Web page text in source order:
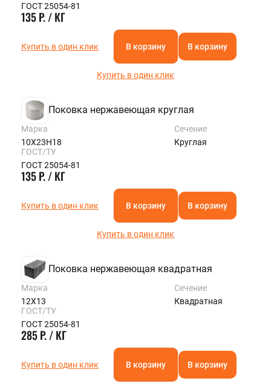
ГОСТ 25054-81
135 Р. / КГ
Купить в один клик В корзину В корзину
Купить в один клик
Поковка нержавеющая круглая
Марка
10Х23Н18
Сечение
Круглая
ГОСТ/ТУ
ГОСТ 25054-81
135 Р. / КГ
Купить в один клик В корзину В корзину
Купить в один клик
Поковка нержавеющая квадратная
Марка
12Х13
Сечение
Квадратная
ГОСТ/ТУ
ГОСТ 25054-81
285 Р. / КГ
Купить в один клик В корзину В корзину